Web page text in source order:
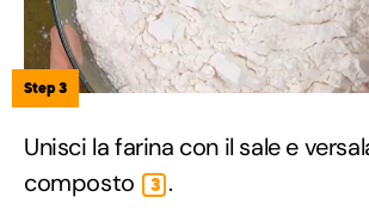
Step 3
Unisci la farina con il sale e
composto
3 .